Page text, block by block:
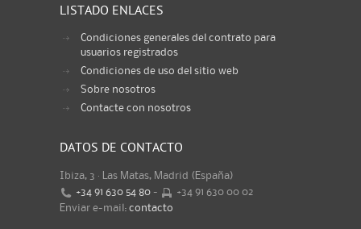
LISTADO ENLACES
Condiciones generales del contrato para
usuarios registrados
Condiciones de uso del sitio web
Sobre nosotros
Contacte con nosotros
DATOS DE CONTACTO
Ibiza, 3 · Las Matas, Madrid (España)
+34 91 630 54 80 -
+34 91 630 00 02
Enviar e-mail: contacto